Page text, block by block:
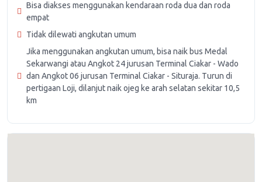
Bisa diakses menggunakan kendaraan roda dua dan roda
empat
Tidak dilewati angkutan umum
Jika menggunakan angkutan umum, bisa naik bus Medal
Sekarwangi atau Angkot 24 jurusan Terminal Ciakar - Wado
dan Angkot 06 jurusan Terminal Ciakar - Situraja. Turun di
pertigaan Loji, dilanjut naik ojeg ke arah selatan sekitar 10,5
km